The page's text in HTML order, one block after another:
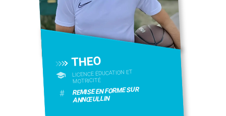
THEO
LICENCE ÉDUCATION ET
MOTRICITÉ
# REMISE EN FORME SUR
ANNŒULLIN